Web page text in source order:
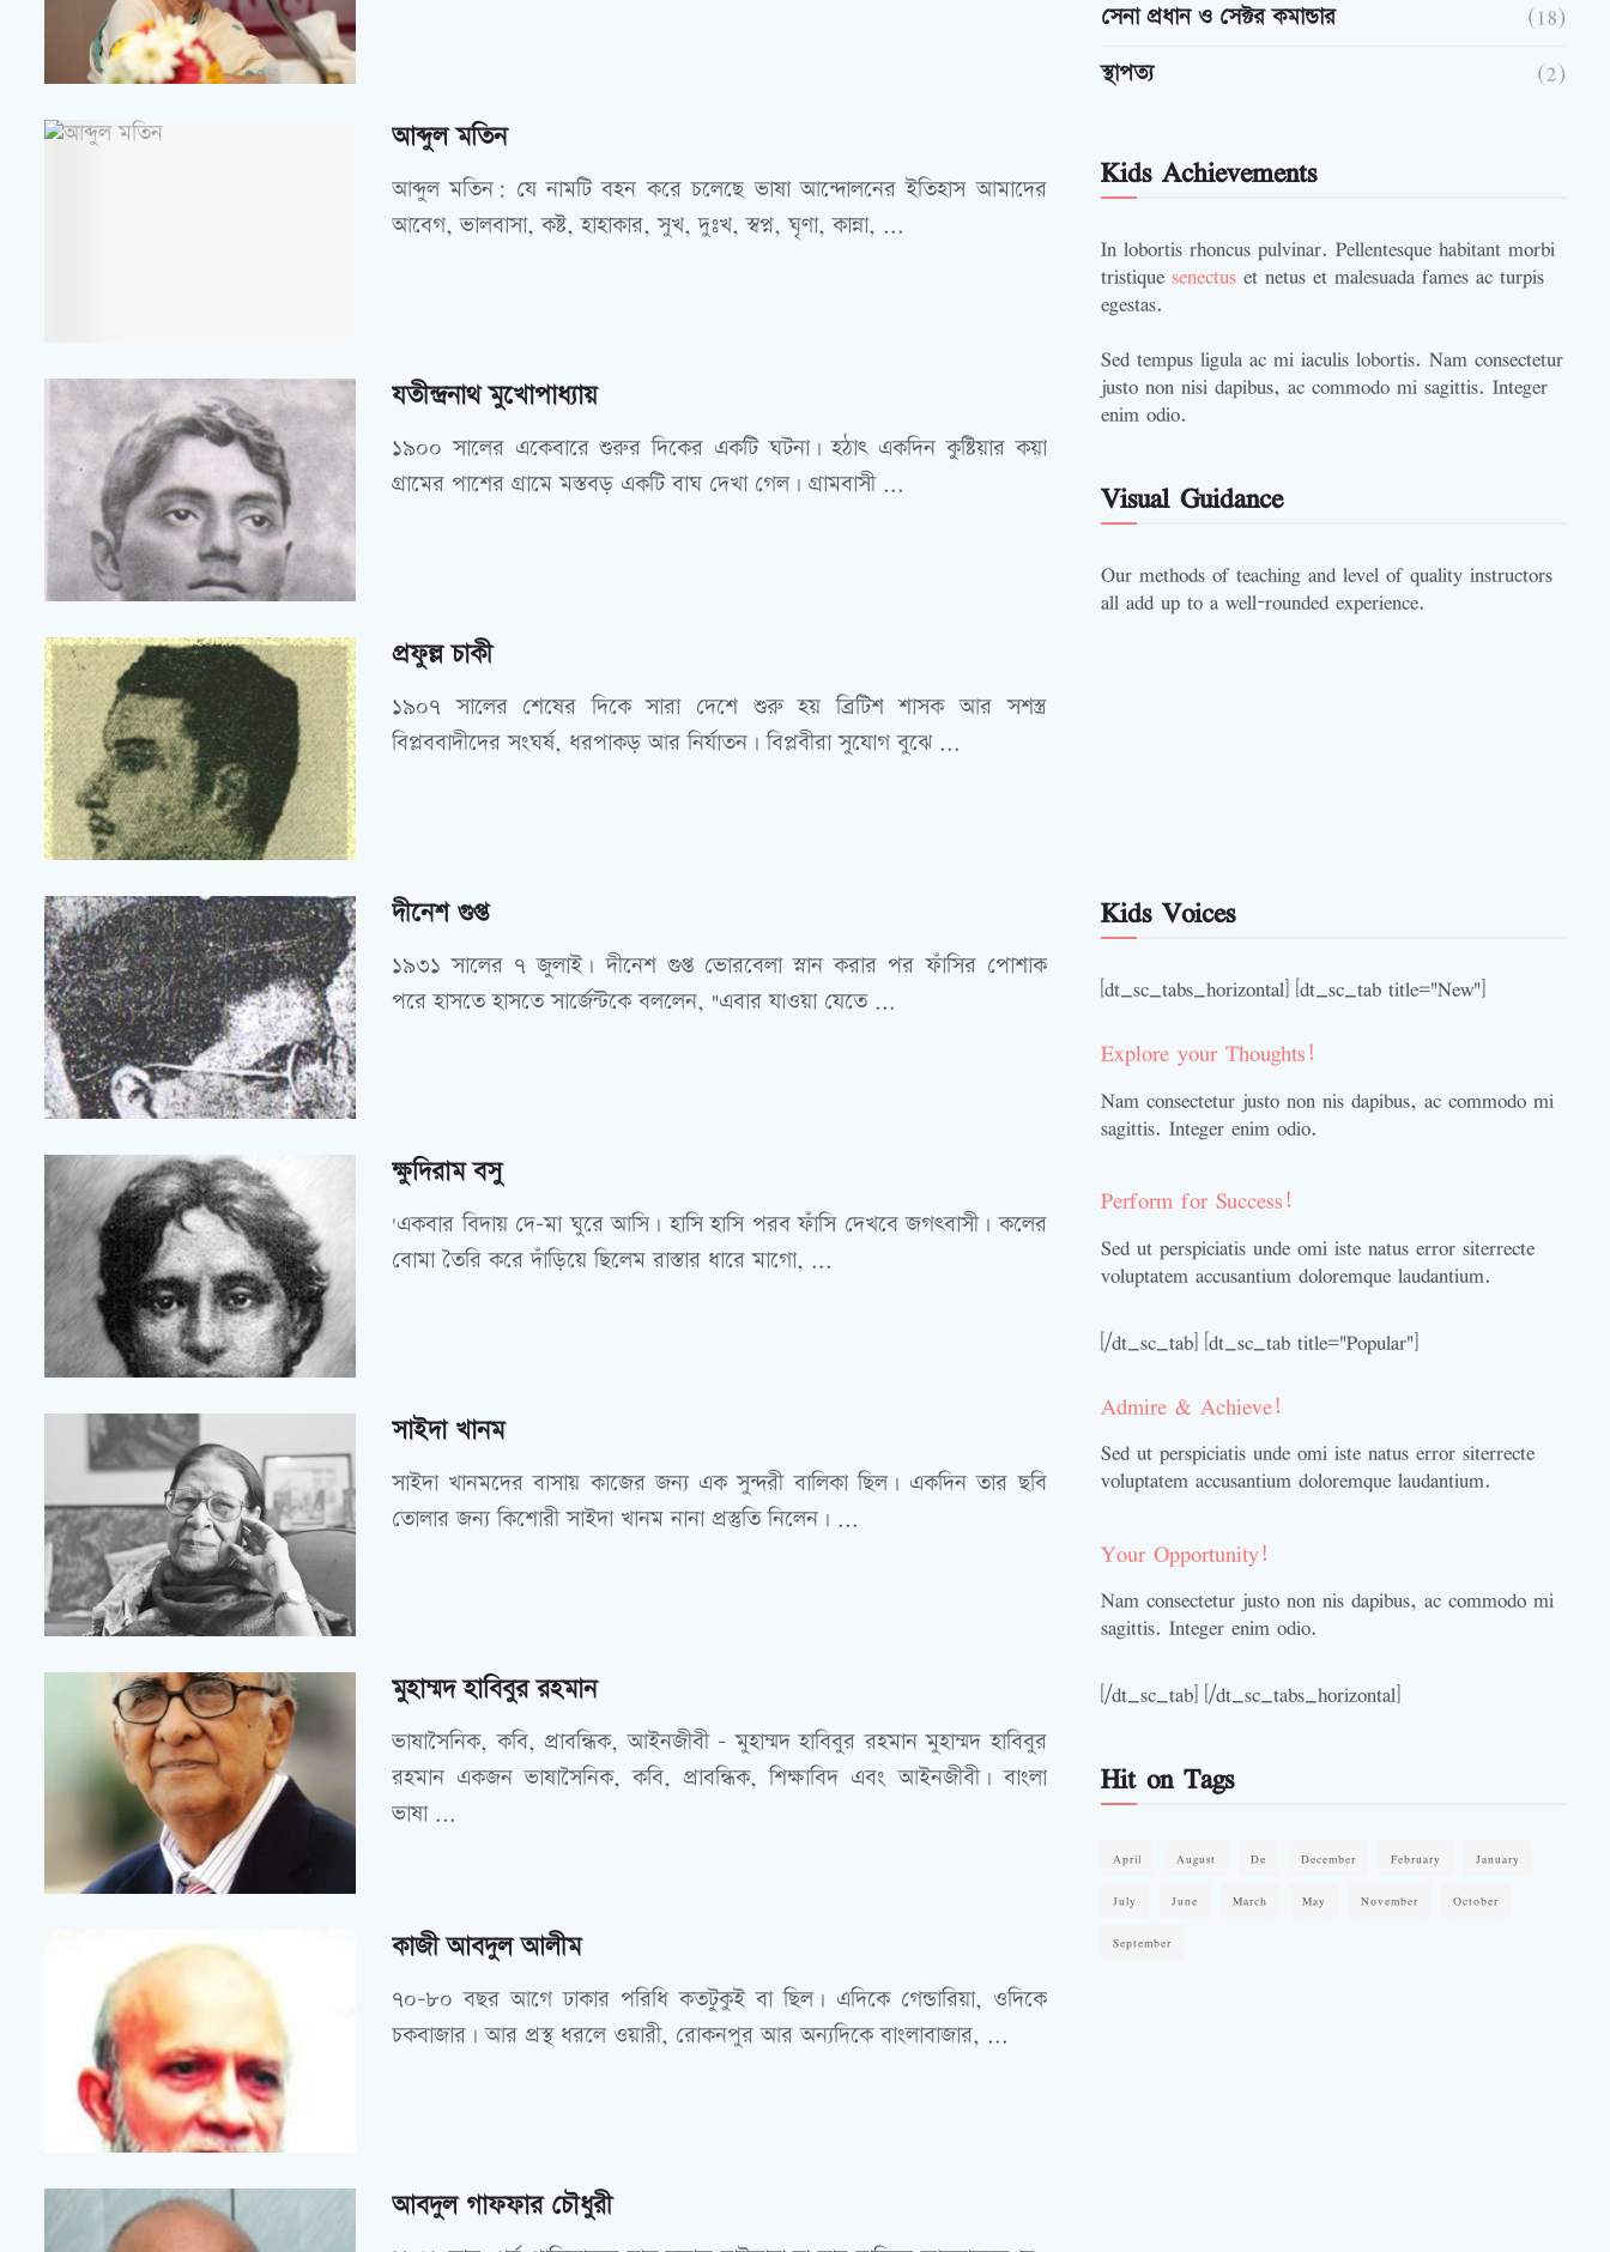
আব্দুল মতিন
আব্দুল মতিন: যে নামটি বহন করে চলেছে ভাষা আন্দোলনের ইতিহাস আমাদের
আবেগ, ভালবাসা, কষ্ট, হাহাকার, সুখ, দুঃখ, স্বপ্ন, ঘৃণা, কান্না, ...
যতীন্দ্রনাথ মুখোপাধ্যায়
১৯০০ সালের একেবারে শুরুর দিকের একটি ঘটনা। হঠাৎ একদিন কুষ্টিয়ার কয়া
গ্রামের পাশের গ্রামে মস্তবড় একটি বাঘ দেখা গেল। গ্রামবাসী ...
প্রফুল্ল চাকী
১৯০৭ সালের শেষের দিকে সারা দেশে শুরু হয় ব্রিটিশ শাসক আর সশস্ত্র
বিপ্লববাদীদের সংঘর্ষ, ধরপাকড় আর নির্যাতন। বিপ্লবীরা সুযোগ বুঝে ...
দীনেশ গুপ্ত
১৯৩১ সালের ৭ জুলাই। দীনেশ গুপ্ত ভোরবেলা স্নান করার পর ফাঁসির পোশাক
পরে হাসতে হাসতে সার্জেন্টকে বললেন, "এবার যাওয়া যেতে ...
ক্ষুদিরাম বসু
'একবার বিদায় দে-মা ঘুরে আসি। হাসি হাসি পরব ফাঁসি দেখবে জগৎবাসী। কলের
বোমা তৈরি করে দাঁড়িয়ে ছিলেম রাস্তার ধারে মাগো, ...
সাইদা খানম
সাইদা খানমদের বাসায় কাজের জন্য এক সুন্দরী বালিকা ছিল। একদিন তার ছবি
তোলার জন্য কিশোরী সাইদা খানম নানা প্রস্তুতি নিলেন। ...
মুহাম্মদ হাবিবুর রহমান
ভাষাসৈনিক, কবি, প্রাবন্ধিক, আইনজীবী - মুহাম্মদ হাবিবুর রহমান মুহাম্মদ হাবিবুর
রহমান একজন ভাষাসৈনিক, কবি, প্রাবন্ধিক, শিক্ষাবিদ এবং আইনজীবী। বাংলা
ভাষা ...
কাজী আবদুল আলীম
৭০-৮০ বছর আগে ঢাকার পরিধি কতটুকুই বা ছিল। এদিকে গেন্ডারিয়া, ওদিকে
চকবাজার। আর প্রস্থ ধরলে ওয়ারী, রোকনপুর আর অন্যদিকে বাংলাবাজার, ...
আবদুল গাফফার চৌধুরী
সেনা প্রধান ও সেক্টর কমান্ডার
(18)
স্থাপত্য
(2)
Kids Achievements
In lobortis rhoncus pulvinar. Pellentesque habitant morbi
tristique senectuset netus et malesuada fames ac turpis
egestas.
Sed tempus ligula ac mi iaculis lobortis. Nam consectetur
justo non nisi dapibus, ac commodo mi sagittis. Integer
enim odio.
Visual Guidance
Our methods of teaching and level of quality instructors
all add up to a well-rounded experience.
Kids Voices
[dt_sc_tabs_horizontal] [dt_sc_tab title="New"]
Explore your Thoughts!
Nam consectetur justo non nis dapibus, ac commodo mi
sagittis. Integer enim odio.
Perform for Success!
Sed ut perspiciatis unde omi iste natus error siterrecte
voluptatem accusantium doloremque laudantium.
[/dt_sc_tab] [dt_sc_tab title="Popular"]
Admire & Achieve!
Sed ut perspiciatis unde omi iste natus error siterrecte
voluptatem accusantium doloremque laudantium.
Your Opportunity!
Nam consectetur justo non nis dapibus, ac commodo mi
sagittis. Integer enim odio.
[/dt_sc_tab] [/dt_sc_tabs_horizontal]
Hit on Tags
April August De December February January
July June March May November October
September